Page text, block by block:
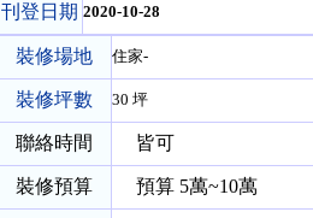
刊登日期 2020-10-28
裝修場地 住家-
裝修坪數 30 坪
聯絡時間 皆可
裝修預算 預算 5萬~10萬